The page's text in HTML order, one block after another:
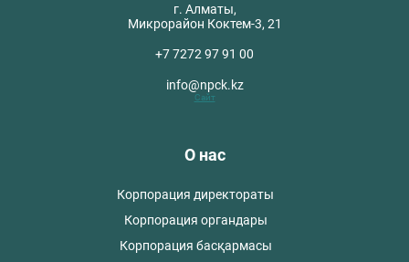
г. Алматы,
Микрорайон Коктем-3, 21
+7 7272 97 91 00
info@npck.kz
Сайт
О нас
Корпорация директораты
Корпорация органдары
Корпорация басқармасы